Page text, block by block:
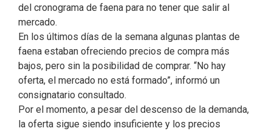
del cronograma de faena para no tener que salir al
mercado.
En los últimos días de la semana algunas plantas de
faena estaban ofreciendo precios de compra más
bajos, pero sin la posibilidad de comprar. “No hay
oferta, el mercado no está formado”, informó un
consignatario consultado.
Por el momento, a pesar del descenso de la demanda,
la oferta sigue siendo insuficiente y los precios